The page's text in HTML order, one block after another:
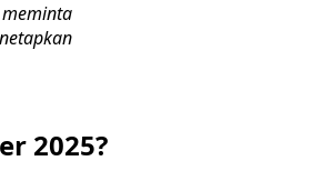
meminta
2025?